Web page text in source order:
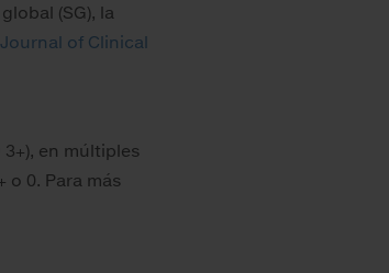
(SG), la
Journal of Clinical
en múltiples
o 0. Para más